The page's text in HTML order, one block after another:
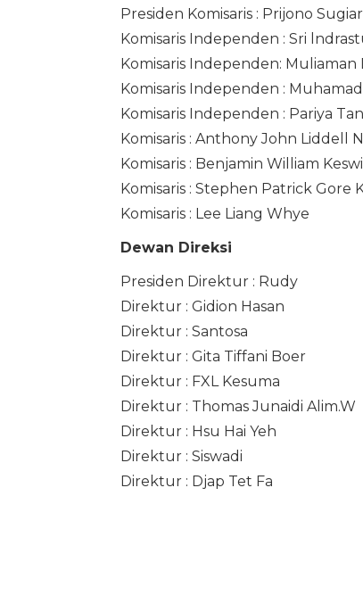
Presiden Komisaris : Prijono
Komisaris Independen : Sri
Komisaris Independen: Muliaman
Komisaris Independen :
Komisaris Independen : Pariya
Komisaris : Anthony John Liddell
Komisaris : Benjamin William
Komisaris : Stephen Patrick Gore
Komisaris : Lee Liang Whye
Dewan Direksi
Presiden Direktur : Rudy
Direktur : Gidion Hasan
Direktur : Santosa
Direktur : Gita Tiffani Boer
Direktur : FXL Kesuma
Direktur : Thomas Junaidi Alim.W
Direktur : Hsu Hai Yeh
Direktur : Siswadi
Direktur : Djap Tet Fa